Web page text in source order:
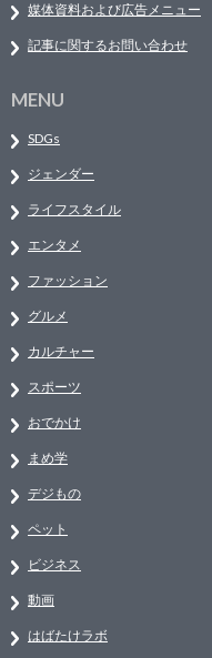
媒体資料および広告メニュー
記事に関するお問い合わせ
MENU
SDGs
ジェンダー
ライフスタイル
エンタメ
ファッション
グルメ
カルチャー
スポーツ
おでかけ
まめ学
デジもの
ペット
ビジネス
動画
はばたけラボ